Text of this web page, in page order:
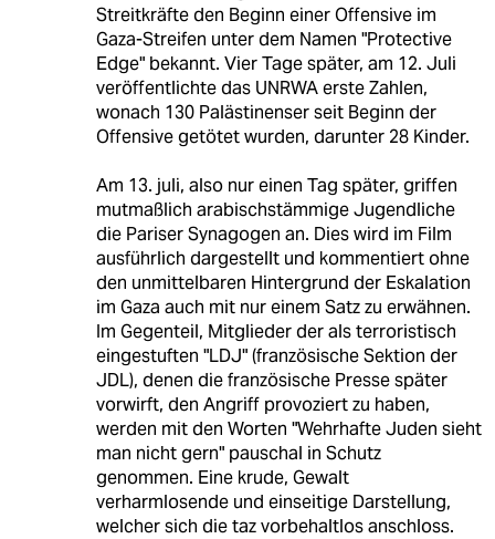
Streitkräfte den Beginn einer Offensive im
Gaza-Streifen unter dem Namen "Protective
Edge" bekannt. Vier Tage später, am 12. Juli
veröffentlichte das UNRWA erste Zahlen,
wonach 130 Palästinenser seit Beginn der
Offensive getötet wurden, darunter 28 Kinder.
Am 13. juli, also nur einen Tag später, griffen
mutmaßlich arabischstämmige Jugendliche
die Pariser Synagogen an. Dies wird im Film
ausführlich dargestellt und kommentiert ohne
den unmittelbaren Hintergrund der Eskalation
im Gaza auch mit nur einem Satz zu erwähnen.
Im Gegenteil, Mitglieder der als terroristisch
eingestuften "LDJ" (französische Sektion der
JDL), denen die französische Presse später
vorwirft, den Angriff provoziert zu haben,
werden mit den Worten "Wehrhafte Juden sieht
man nicht gern" pauschal in Schutz
genommen. Eine krude, Gewalt
verharmlosende und einseitige Darstellung,
welcher sich die taz vorbehaltlos anschloss.